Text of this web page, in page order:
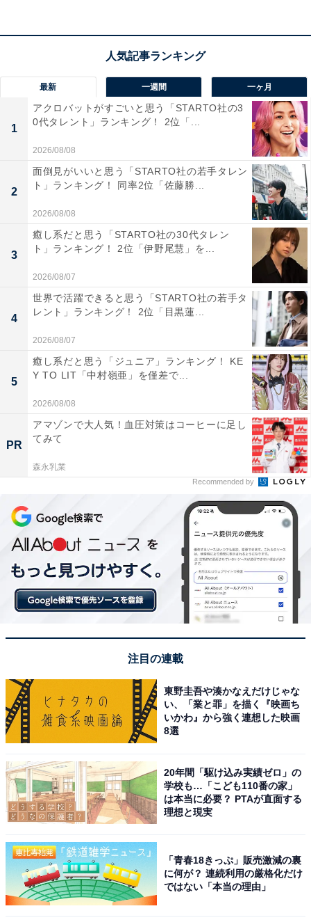
「独特なキャラクターや豊富な知識があると思いま
すが、同志社大学出身だったことを知ると、その知
性の高さに納得すると同時に驚きを感るから」（50
代男性／群馬県）
「同志社大学出身という高学歴の印象と、金髪・赤
い服・独特のキャラクターという芸風のギャップが
「関東の大学を出ていると思っていました」（50代
女性／大阪府）
1位：もえのあずき／79票
View this post on Instagram
最新 一週間 一ヶ月
1
アクロバットがすごいと思う「STARTO社の3
0代タレント」ランキング！ 2位「...
2026/08/08
2
面倒見がいいと思う「STARTO社の若手タレン
ト」ランキング！ 同率2位「佐藤勝...
2026/08/08
3
癒し系だと思う「STARTO社の30代タレン
ト」ランキング！ 2位「伊野尾慧」を...
2026/08/07
4
世界で活躍できると思う「STARTO社の若手タ
レント」ランキング！ 2位「目黒蓮...
2026/08/07
5
癒し系だと思う「ジュニア」ランキング！ KE
Y TO LIT「中村嶺亜」を僅差で...
2026/08/08
PR
アマゾンで大人気！血圧対策はコーヒーに足し
てみて
森永乳業
Recommended by
注目の連載
東野圭吾や湊かなえだけじゃな
い、「業と罪」を描く『映画ち
いかわ』から強く連想した映画
8選
20年間「駆け込み実績ゼロ」の
学校も…「こども110番の家」
は本当に必要？ PTAが直面する
理想と現実
「青春18きっぷ」販売激減の裏
に何が？ 連続利用の厳格化だけ
ではない「本当の理由」